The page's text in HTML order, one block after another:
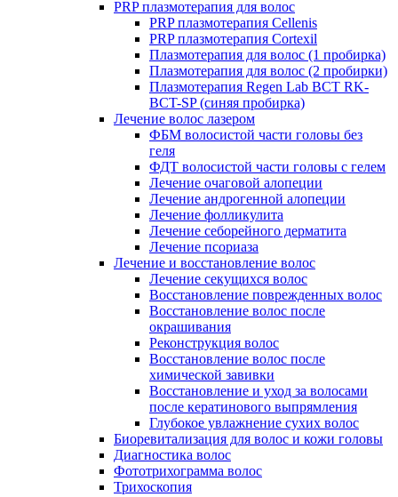
PRP плазмотерапия для волос
PRP плазмотерапия Cellenis
PRP плазмотерапия Cortexil
Плазмотерапия для волос (1 пробирка)
Плазмотерапия для волос (2 пробирки)
Плазмотерапия Regen Lab BCT RK-
BCT-SP (синяя пробирка)
Лечение волос лазером
ФБМ волосистой части головы без
геля
ФДТ волосистой части головы с гелем
Лечение очаговой алопеции
Лечение андрогенной алопеции
Лечение фолликулита
Лечение себорейного дерматита
Лечение псориаза
Лечение и восстановление волос
Лечение секущихся волос
Восстановление поврежденных волос
Восстановление волос после
окрашивания
Реконструкция волос
Восстановление волос после
химической завивки
Восстановление и уход за волосами
после кератинового выпрямления
Глубокое увлажнение сухих волос
Биоревитализация для волос и кожи головы
Диагностика волос
Фототрихограмма волос
Трихоскопия